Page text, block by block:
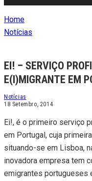
Home
Notícias
EI! – SERVIÇO
E(I)MIGRANTE EM
Notícias
18 Setembro, 2014
Ei!, é o primeiro serviço
em Portugal, cuja
situando-se em Lisboa,
inovadora empresa tem
emigrantes portugueses